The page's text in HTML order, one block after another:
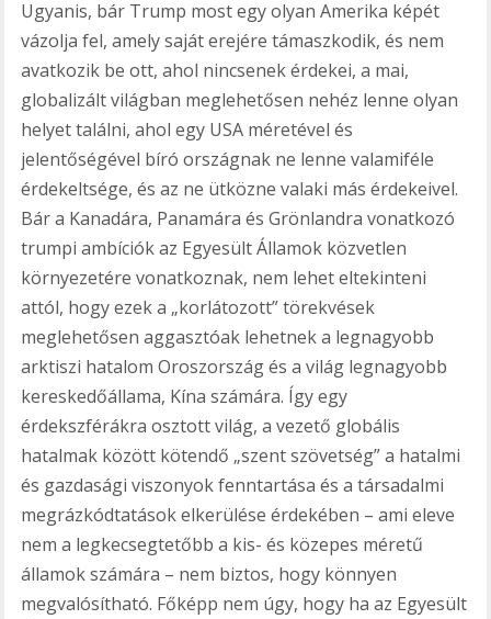
Ugyanis, bár Trump most egy olyan Amerika képét
vázolja fel, amely saját erejére támaszkodik, és nem
avatkozik be ott, ahol nincsenek érdekei, a mai,
globalizált világban meglehetősen nehéz lenne olyan
helyet találni, ahol egy USA méretével és
jelentőségével bíró országnak ne lenne valamiféle
érdekeltsége, és az ne ütközne valaki más érdekeivel.
Bár a Kanadára, Panamára és Grönlandra vonatkozó
trumpi ambíciók az Egyesült Államok közvetlen
környezetére vonatkoznak, nem lehet eltekinteni
attól, hogy ezek a „korlátozott” törekvések
meglehetősen aggasztóak lehetnek a legnagyobb
arktiszi hatalom Oroszország és a világ legnagyobb
kereskedőállama, Kína számára. Így egy
érdekszférákra osztott világ, a vezető globális
hatalmak között kötendő „szent szövetség” a hatalmi
és gazdasági viszonyok fenntartása és a társadalmi
megrázkódtatások elkerülése érdekében – ami eleve
nem a legkecsegtetőbb a kis- és közepes méretű
államok számára – nem biztos, hogy könnyen
megvalósítható. Főképp nem úgy, hogy ha az Egyesült